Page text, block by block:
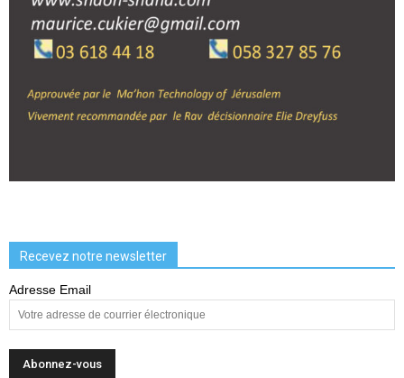
Recevez notre newsletter
Adresse Email